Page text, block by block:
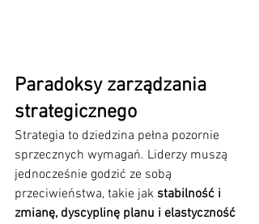
Paradoksy zarządzania
strategicznego
Strategia to dziedzina pełna pozornie
sprzecznych wymagań. Liderzy muszą
jednocześnie godzić ze sobą
przeciwieństwa, takie jak stabilność i
zmianę, dyscyplinę planu i elastyczność